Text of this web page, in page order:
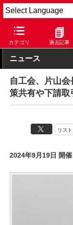
カテゴリ 過去記事
Car Watch 自動車
ニュース
自工会、片山
策共有や下請
リスト
2024年9月19日 開催